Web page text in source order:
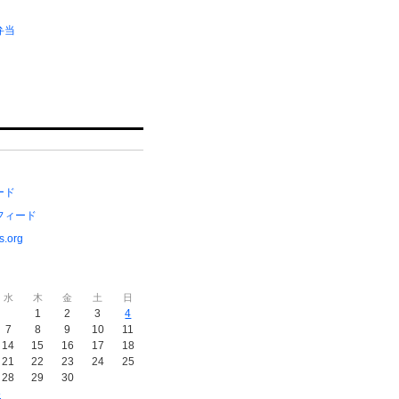
当
ド
ィード
水 木 金 土 日
1 2 3
4
7 8 9 10
11
14 15 16 17
18
21 22 23 24
25
28 29
30